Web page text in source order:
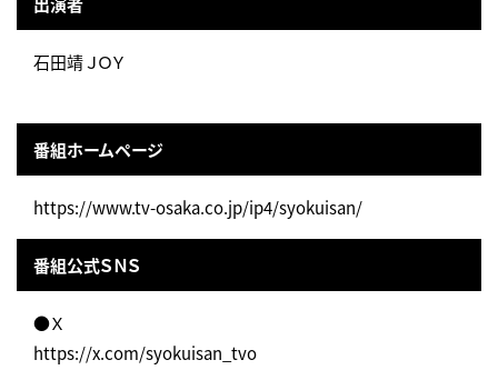
石田靖 ＪＯＹ
番組ホームページ
https://www.tv-osaka.co.jp/ip4/syokuisan/
番組公式ＳＮＳ
●Ｘ
https://x.com/syokuisan_tvo